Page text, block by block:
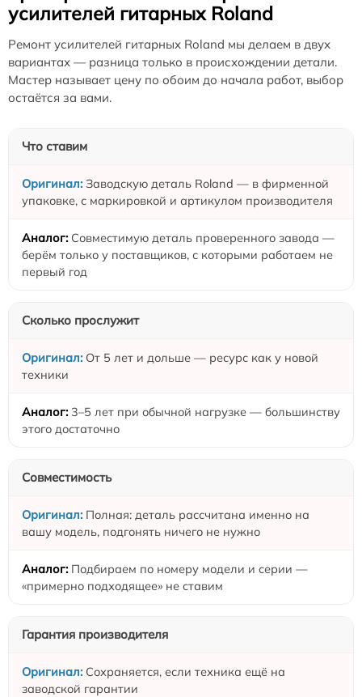
усилителей гитарных Roland
Ремонт усилителей гитарных Roland мы делаем в двух
вариантах — разница только в происхождении детали.
Мастер называет цену по обоим до начала работ, выбор
остаётся за вами.
Что ставим
Заводскую деталь Roland — в фирменной
упаковке, с маркировкой и артикулом производителя
Совместимую деталь проверенного завода —
берём только у поставщиков, с которыми работаем не
первый год
Сколько прослужит
От 5 лет и дольше — ресурс как у новой
техники
3–5 лет при обычной нагрузке — большинству
этого достаточно
Совместимость
Полная: деталь рассчитана именно на
вашу модель, подгонять ничего не нужно
Подбираем по номеру модели и серии —
«примерно подходящее» не ставим
Гарантия производителя
Сохраняется, если техника ещё на
заводской гарантии